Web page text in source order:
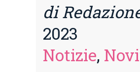
di
2023
Notizie,